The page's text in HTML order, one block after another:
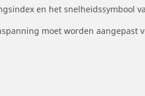
en het snelheidssymbool
moet worden aangepast